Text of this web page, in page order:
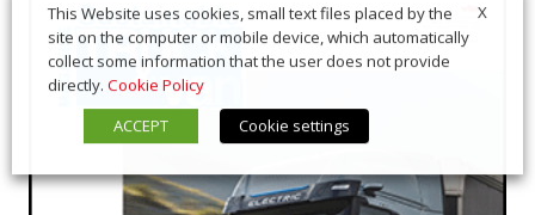
X
This Website uses cookies, small text files placed by the
site on the computer or mobile device, which automatically
collect some information that the user does not provide
directly. Cookie Policy
ACCEPT
Cookie settings